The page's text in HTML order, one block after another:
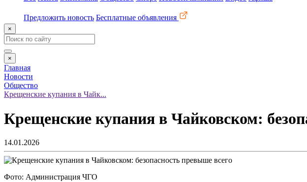
Предложить новость Бесплатные объявления
×
×
Главная
Новости
Общество
Крещенские купания в Чайк...
Крещенские купания в Чайковском:
14.01.2026
Фото: Администрация ЧГО